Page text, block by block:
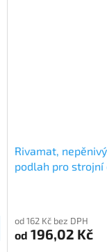
Rivamat,
podlah pro strojní
od 162 Kč bez DPH
od 196,02 Kč